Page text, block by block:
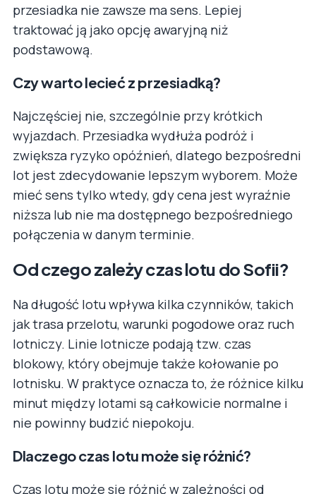
przesiadka nie zawsze ma sens. Lepiej
traktować ją jako opcję awaryjną niż
podstawową.
Czy warto lecieć z przesiadką?
Najczęściej nie, szczególnie przy krótkich
wyjazdach. Przesiadka wydłuża podróż i
zwiększa ryzyko opóźnień, dlatego bezpośredni
lot jest zdecydowanie lepszym wyborem. Może
mieć sens tylko wtedy, gdy cena jest wyraźnie
niższa lub nie ma dostępnego bezpośredniego
połączenia w danym terminie.
Od czego zależy czas lotu do Sofii?
Na długość lotu wpływa kilka czynników, takich
jak trasa przelotu, warunki pogodowe oraz ruch
lotniczy. Linie lotnicze podają tzw. czas
blokowy, który obejmuje także kołowanie po
lotnisku. W praktyce oznacza to, że różnice kilku
minut między lotami są całkowicie normalne i
nie powinny budzić niepokoju.
Dlaczego czas lotu może się różnić?
Czas lotu może się różnić w zależności od